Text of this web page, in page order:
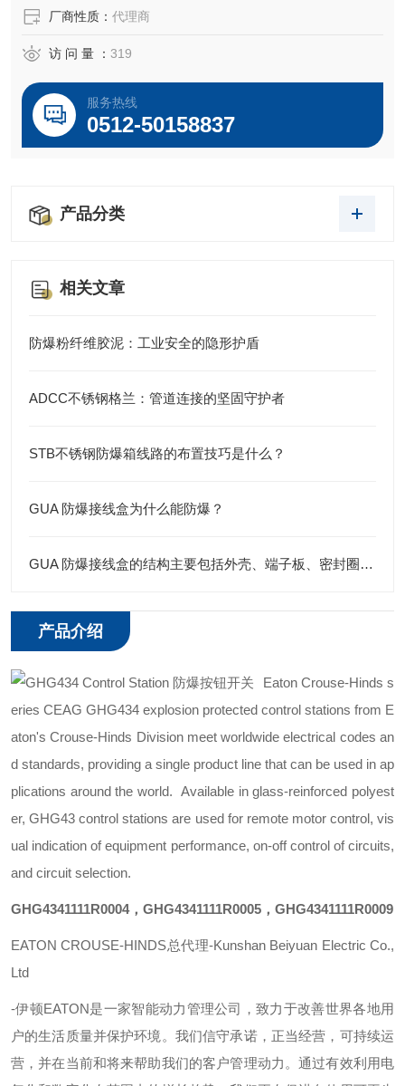
厂商性质： 代理商
访 问 量 ： 319
服务热线
0512-50158837
产品分类
相关文章
防爆粉纤维胶泥：工业安全的隐形护盾
ADCC不锈钢格兰：管道连接的坚固守护者
STB不锈钢防爆箱线路的布置技巧是什么？
GUA 防爆接线盒为什么能防爆？
GUA 防爆接线盒的结构主要包括外壳、端子板、密封圈、接线孔等部分
产品介绍
Eaton Crouse-Hinds s
eries CEAG GHG434 explosion protected control stations from E
aton's Crouse-Hinds Division meet worldwide electrical codes an
d standards, providing a single product line that can be used in ap
plications around the world. Available in glass-reinforced polyest
er, GHG43 control stations are used for remote motor control, vis
ual indication of equipment performance, on-off control of circuits,
and circuit selection.
GHG4341111R0004，GHG4341111R0005，GHG4341111R0009
EATON CROUSE-HINDS总代理-Kunshan Beiyuan Electric Co.,
Ltd
-伊顿EATON是一家智能动力管理公司，致力于改善世界各地用
户的生活质量并保护环境。我们信守承诺，正当经营，可持续运
营，并在当前和将来帮助我们的客户管理动力。通过有效利用电